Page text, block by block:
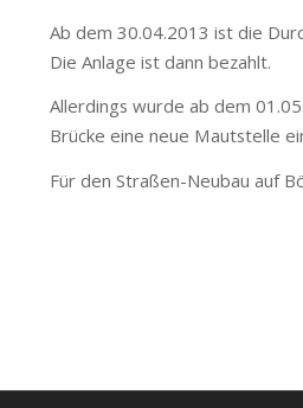
Ab dem 30.04.2013 ist die
Die Anlage ist dann bezahlt.
Allerdings wurde ab dem
Brücke eine neue Mautstelle
Für den Straßen-Neubau auf